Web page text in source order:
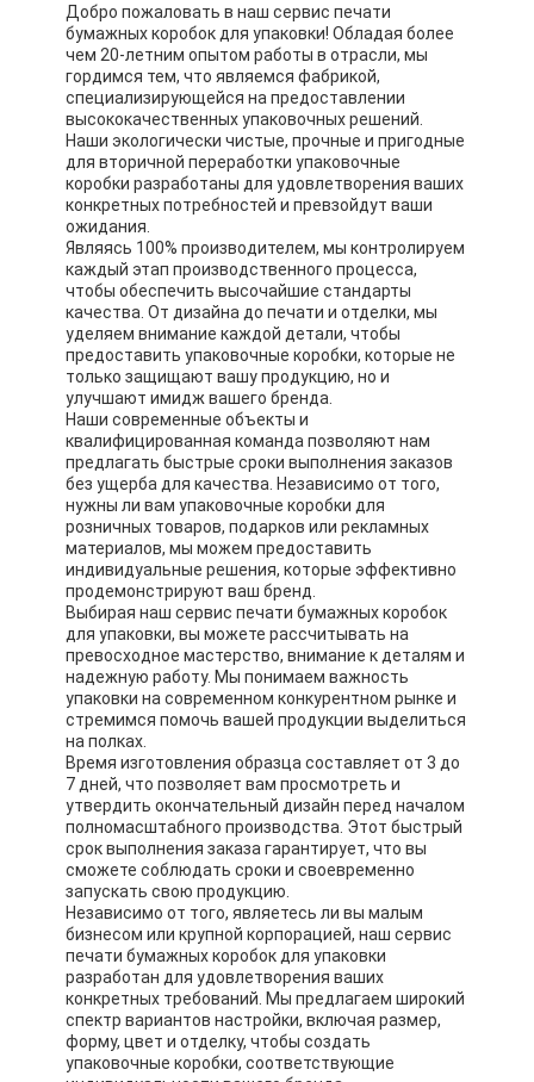
Добро пожаловать в наш сервис печати
бумажных коробок для упаковки! Обладая более
чем 20-летним опытом работы в отрасли, мы
гордимся тем, что являемся фабрикой,
специализирующейся на предоставлении
высококачественных упаковочных решений.
Наши экологически чистые, прочные и пригодные
для вторичной переработки упаковочные
коробки разработаны для удовлетворения ваших
конкретных потребностей и превзойдут ваши
ожидания.
Являясь 100% производителем, мы контролируем
каждый этап производственного процесса,
чтобы обеспечить высочайшие стандарты
качества. От дизайна до печати и отделки, мы
уделяем внимание каждой детали, чтобы
предоставить упаковочные коробки, которые не
только защищают вашу продукцию, но и
улучшают имидж вашего бренда.
Наши современные объекты и
квалифицированная команда позволяют нам
предлагать быстрые сроки выполнения заказов
без ущерба для качества. Независимо от того,
нужны ли вам упаковочные коробки для
розничных товаров, подарков или рекламных
материалов, мы можем предоставить
индивидуальные решения, которые эффективно
продемонстрируют ваш бренд.
Выбирая наш сервис печати бумажных коробок
для упаковки, вы можете рассчитывать на
превосходное мастерство, внимание к деталям и
надежную работу. Мы понимаем важность
упаковки на современном конкурентном рынке и
стремимся помочь вашей продукции выделиться
на полках.
Время изготовления образца составляет от 3 до
7 дней, что позволяет вам просмотреть и
утвердить окончательный дизайн перед началом
полномасштабного производства. Этот быстрый
срок выполнения заказа гарантирует, что вы
сможете соблюдать сроки и своевременно
запускать свою продукцию.
Независимо от того, являетесь ли вы малым
бизнесом или крупной корпорацией, наш сервис
печати бумажных коробок для упаковки
разработан для удовлетворения ваших
конкретных требований. Мы предлагаем широкий
спектр вариантов настройки, включая размер,
форму, цвет и отделку, чтобы создать
упаковочные коробки, соответствующие